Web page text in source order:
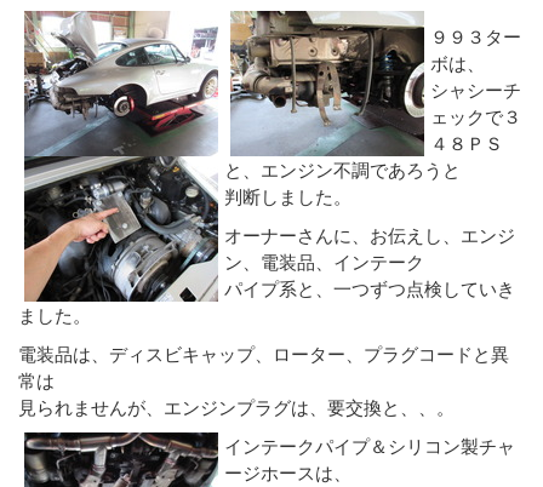
９９３ター
ボは、
シャシーチ
ェックで３
４８ＰＳ
と、エンジン不調であろうと
判断しました。
オーナーさんに、お伝えし、エンジ
ン、電装品、インテーク
パイプ系と、一つずつ点検していき
ました。
電装品は、ディスビキャップ、ローター、プラグコードと異
常は
見られませんが、エンジンプラグは、要交換と、、。
インテークパイプ＆シリコン製チャ
ージホースは、